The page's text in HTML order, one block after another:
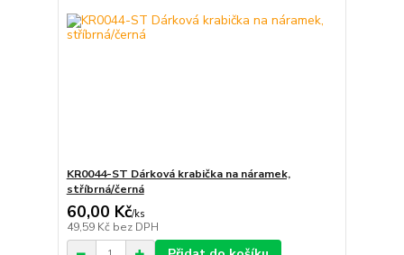
KR0044-ST Dárková krabička na náramek,
stříbrná/černá
60,00 Kč/ks
49,59 Kč bez DPH